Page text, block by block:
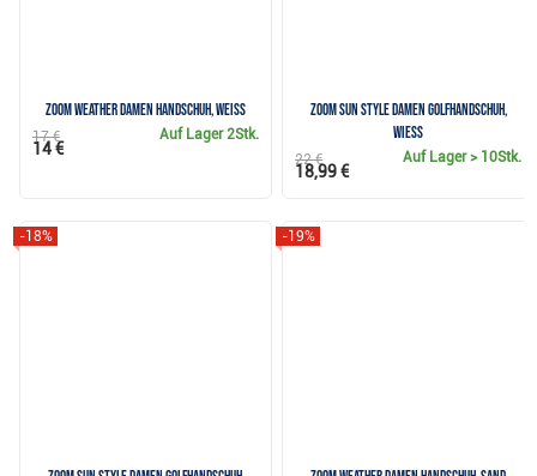
Zoom Weather Damen Handschuh, weiss
Auf Lager 2Stk.
17 €
14 €
Zoom Sun Style Damen Golfhandschuh,
wiess
Auf Lager> 10Stk.
22 €
18,99 €
-18% -19%